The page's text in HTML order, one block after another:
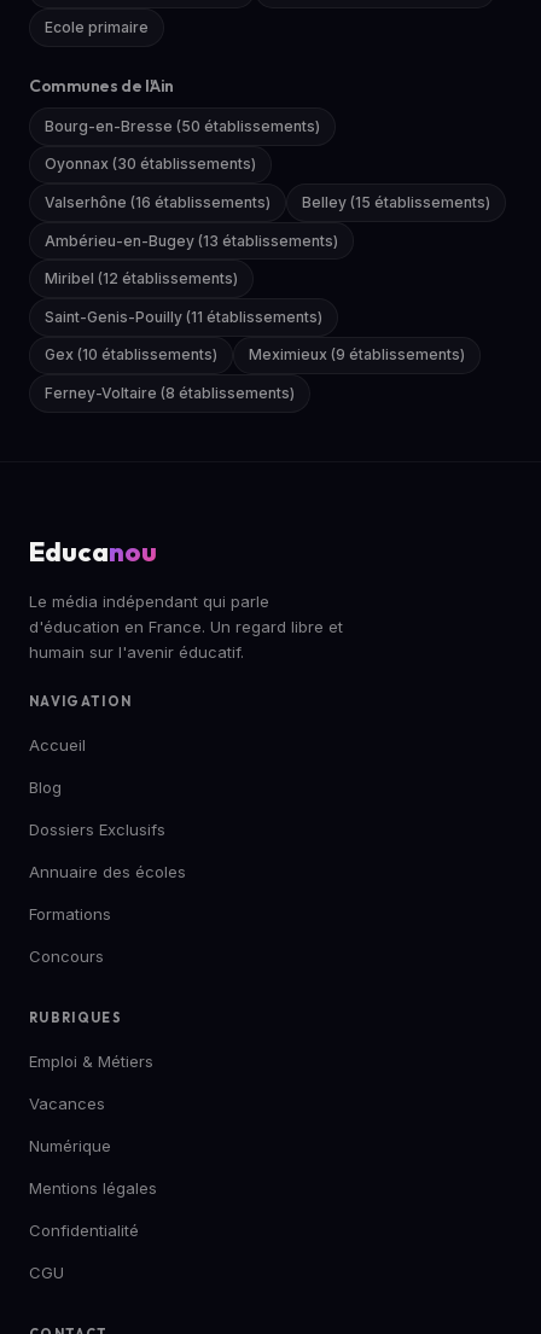
Ecole primaire
Communes de l'Ain
Bourg-en-Bresse (50 établissements)
Oyonnax (30 établissements)
Valserhône (16 établissements) Belley (15 établissements)
Ambérieu-en-Bugey (13 établissements)
Miribel (12 établissements)
Saint-Genis-Pouilly (11 établissements)
Gex (10 établissements) Meximieux (9 établissements)
Ferney-Voltaire (8 établissements)
Educanou
Le média indépendant qui parle
d'éducation en France. Un regard libre et
humain sur l'avenir éducatif.
NAVIGATION
Accueil
Blog
Dossiers Exclusifs
Annuaire des écoles
Formations
Concours
RUBRIQUES
Emploi & Métiers
Vacances
Numérique
Mentions légales
Confidentialité
CGU